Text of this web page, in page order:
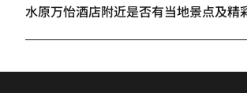
水原万怡酒店附近是否有当地景点及精